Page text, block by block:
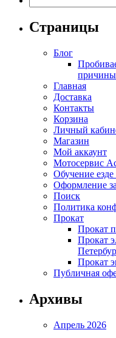
Страницы
Блог
причины
Главная
Доставка
Контакты
Корзина
Личный
Магазин
Мой аккаунт
Мотосервис
Обучение
Оформление
Поиск
Политика
Прокат
Прокат
Прокат
Прокат
Публичная
Архивы
Апрель 2026